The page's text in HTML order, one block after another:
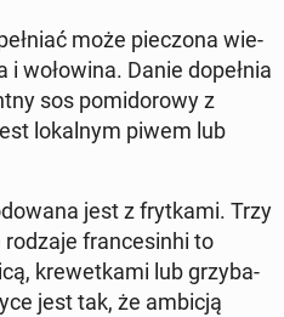
może pie­czo­na wie­
i wo­ło­wi­na. Danie do­peł­nia
sos po­mi­do­ro­wy z
lo­kal­nym piwem lub
jest z fryt­ka­mi. Trzy
fran­ce­sin­hi to
kre­wet­ka­mi lub grzy­ba­
jest tak, że ambicją